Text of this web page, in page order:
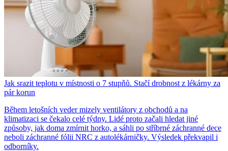
Jak srazit teplotu v místnosti o 7 stupňů. Stačí drobnost z lékárny za
pár korun
Během letošních veder mizely ventilátory z obchodů a na
klimatizaci se čekalo celé týdny. Lidé proto začali hledat jiné
způsoby, jak doma zmírnit horko, a sáhli po stříbrné záchranné dece
neboli záchranné fólii NRC z autolékárničky. Výsledek překvapil i
odborníky.